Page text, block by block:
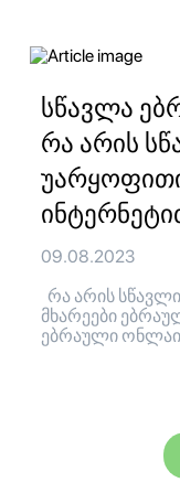
სწავლა
რა არის
09.08.2023
რა არის
მხარეები
ებრაული